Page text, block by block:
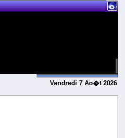
Vendredi 7 Ao�t 2026